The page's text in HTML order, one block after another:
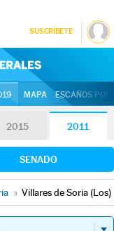
SUSCRÍBETE
MAPA ESCAÑOS
2015 2011
SENADO
» Villares de Soria (Los)